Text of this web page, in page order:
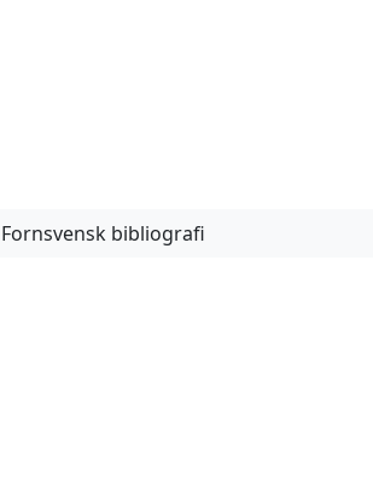
Fornsvensk bibliografi